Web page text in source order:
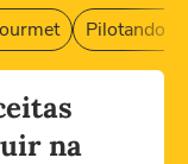
Pilotando
na